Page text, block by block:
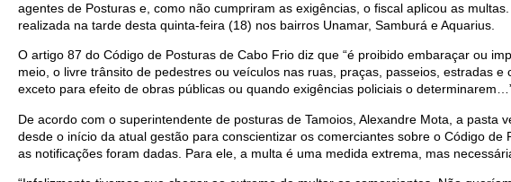
agentes de Posturas e, como não cumpriram as exigências, o fiscal aplicou as
realizada na tarde desta quinta-feira (18) nos bairros Unamar, Samburá e Aquarius.
O artigo 87 do Código de Posturas de Cabo Frio diz que “é proibido embaraçar ou
meio, o livre trânsito de pedestres ou veículos nas ruas, praças, passeios, estradas e
exceto para efeito de obras públicas ou quando exigências policiais o
De acordo com o superintendente de posturas de Tamoios, Alexandre Mota, a pasta
desde o início da atual gestão para conscientizar os comerciantes sobre o Código de
as notificações foram dadas. Para ele, a multa é uma medida extrema, mas